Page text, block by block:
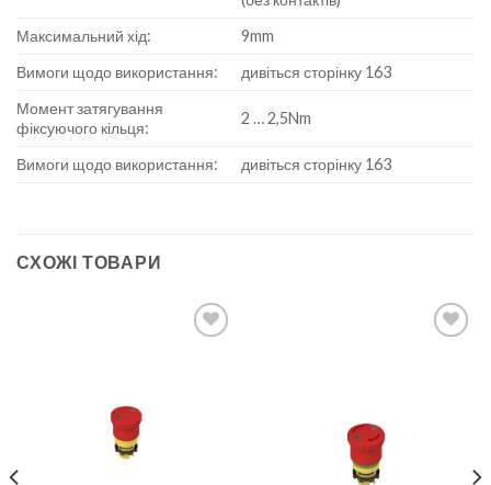
Максимальний хід:
9mm
Вимоги щодо використання:
дивіться сторінку 163
Момент затягування
фіксуючого кільця:
2 … 2,5Nm
Вимоги щодо використання: дивіться сторінку 163
СХОЖІ ТОВАРИ